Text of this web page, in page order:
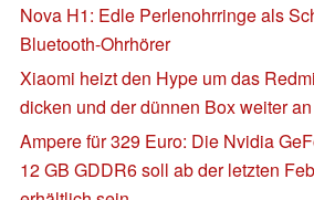
Nova H1: Edle Perlenohrringe als
Bluetooth-Ohrhörer
Xiaomi heizt den Hype um das
dicken und der dünnen Box weiter an
Ampere für 329 Euro: Die Nvidia
12 GB GDDR6 soll ab der letzten